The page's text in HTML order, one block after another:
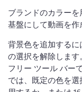
ブランドのカラー
基盤にして動画を作
背景色を追加する
の選択を解除します。
フリー ツール バー
では、既定の色を